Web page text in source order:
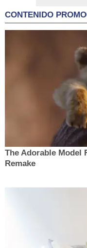
CONTENIDO
The Adorable Model
Remake